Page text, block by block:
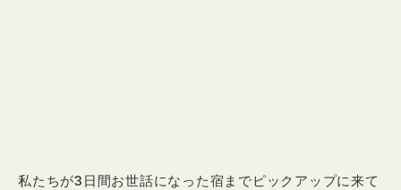
私たちが3日間お世話になった宿までピックアップに来て